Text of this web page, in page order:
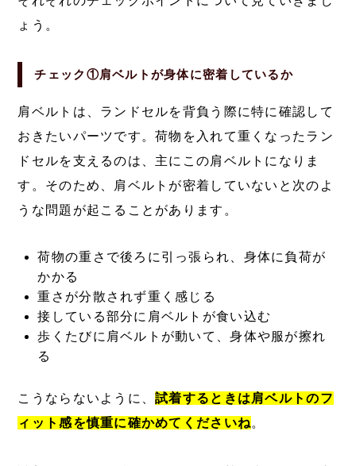
ょう。
チェック①肩ベルトが身体に密着しているか
肩ベルトは、ランドセルを背負う際に特に確認して
おきたいパーツです。荷物を入れて重くなったラン
ドセルを支えるのは、主にこの肩ベルトになりま
す。そのため、肩ベルトが密着していないと次のよ
うな問題が起こることがあります。
荷物の重さで後ろに引っ張られ、身体に負荷が
かかる
重さが分散されず重く感じる
接している部分に肩ベルトが食い込む
歩くたびに肩ベルトが動いて、身体や服が擦れ
る
こうならないように、試着するときは肩ベルトのフ
ィット感を慎重に確かめてくださいね。